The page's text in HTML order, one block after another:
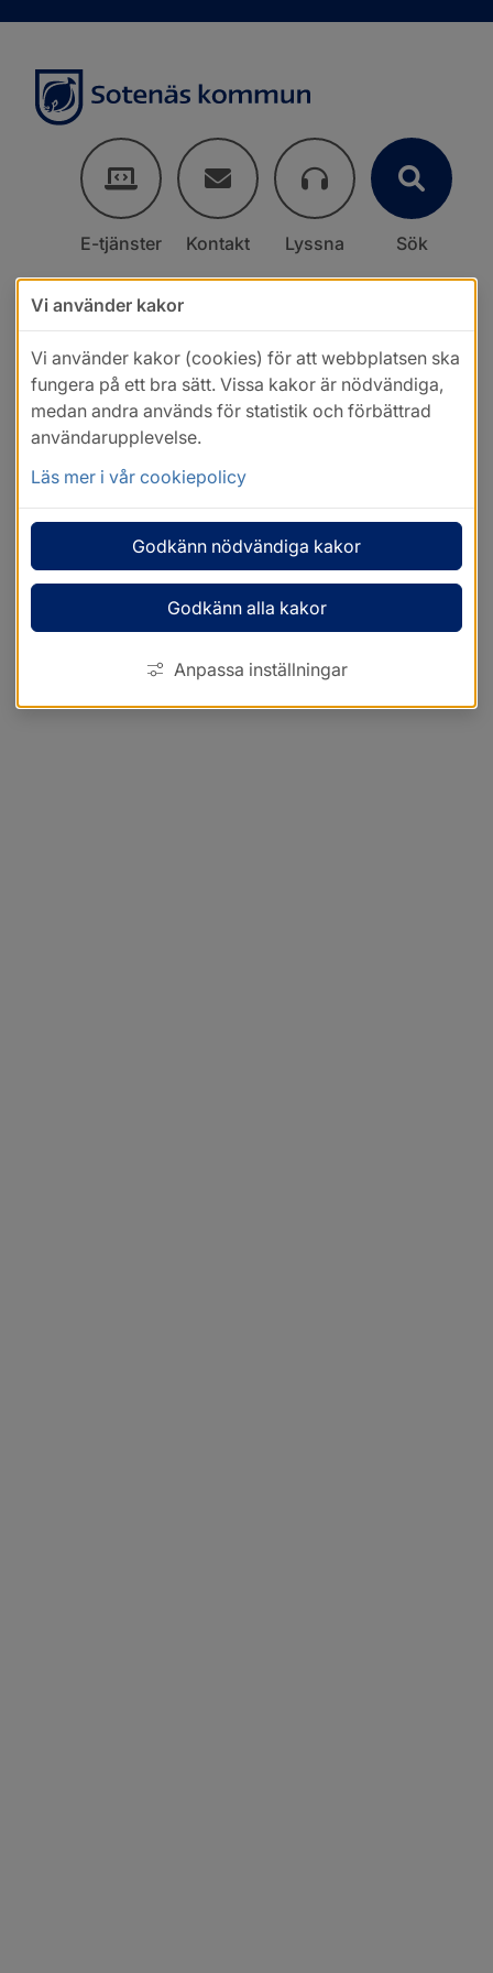
E-tjänster Kontakt Lyssna Sök
Vi använder kakor
Vi använder kakor (cookies) för att webbplatsen ska
fungera på ett bra sätt. Vissa kakor är nödvändiga,
medan andra används för statistik och förbättrad
användarupplevelse.
Läs mer i vår cookiepolicy
Godkänn nödvändiga kakor
Godkänn alla kakor
Anpassa inställningar